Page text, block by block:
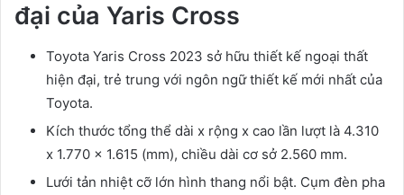
đại của Yaris Cross
Toyota Yaris Cross 2023 sở hữu thiết kế ngoại thất
hiện đại, trẻ trung với ngôn ngữ thiết kế mới nhất của
Toyota.
Kích thước tổng thể dài x rộng x cao lần lượt là 4.310
x 1.770 x 1.615 (mm), chiều dài cơ sở 2.560 mm.
Lưới tản nhiệt cỡ lớn hình thang nổi bật. Cụm đèn pha